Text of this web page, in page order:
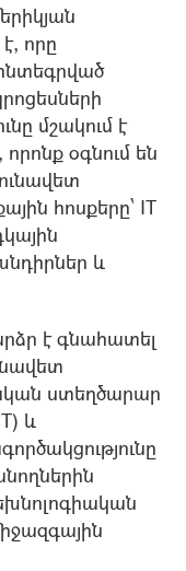
որը
մշակում է
որոնք օգնում են
հոսքերը՝ IT
և
է գնահատել
ստեղծարար
և